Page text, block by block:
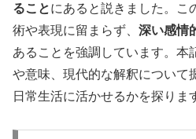
ることにあると説きました。こ
術や表現に留まらず、 深い感情
あることを強調しています。本
や意味、現代的な解釈について
日常生活に活かせるかを探りま